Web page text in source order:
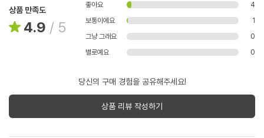
상품 만족도
4.9 / 5
좋아요
4
보통이에요
1
그냥 그래요
0
별로예요
0
당신의 구매 경험을 공유해주세요!
상품 리뷰 작성하기